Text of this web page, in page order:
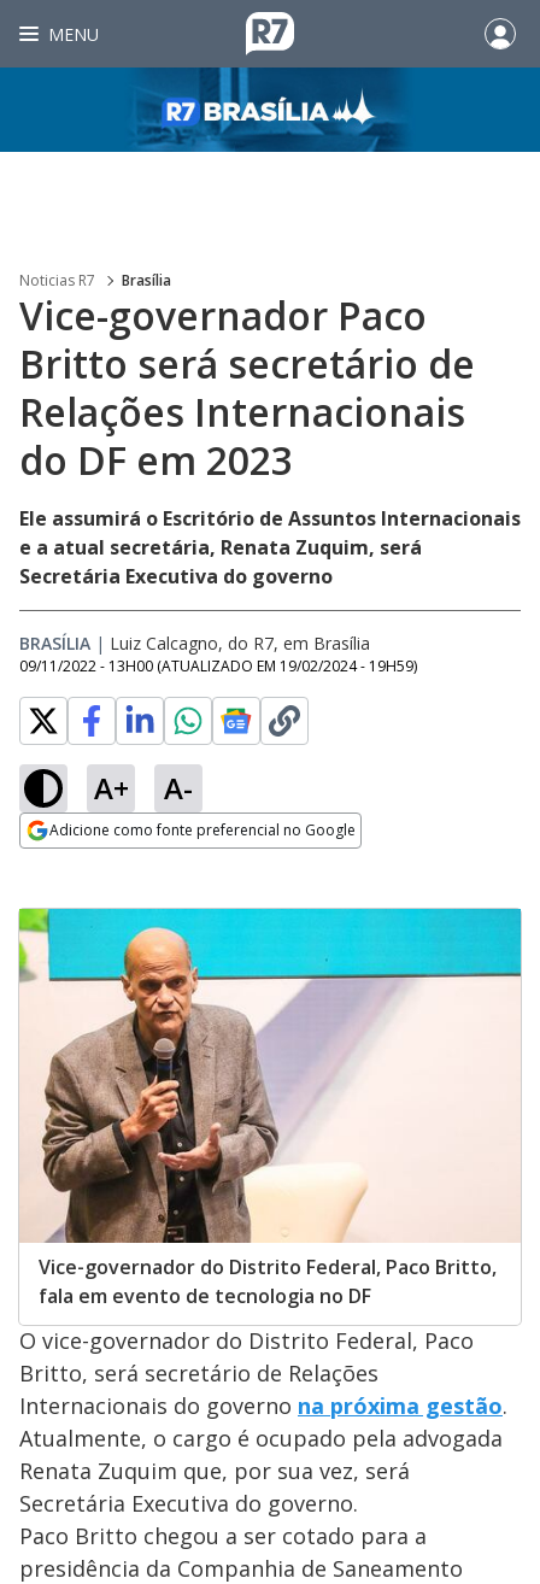
MENU
Noticias R7 Brasília
Vice-governador Paco
Britto será secretário de
Relações Internacionais
do DF em 2023
Ele assumirá o Escritório de Assuntos Internacionais
e a atual secretária, Renata Zuquim, será
Secretária Executiva do governo
BRASÍLIA | Luiz Calcagno, do R7, em Brasília
09/11/2022 - 13H00 (ATUALIZADO EM 19/02/2024 - 19H59)
A+ A-
Adicione como fonte preferencial no Google
Vice-governador do Distrito Federal, Paco Britto,
fala em evento de tecnologia no DF
O vice-governador do Distrito Federal, Paco
Britto, será secretário de Relações
Internacionais do governo na próxima gestão.
Atualmente, o cargo é ocupado pela advogada
Renata Zuquim que, por sua vez, será
Secretária Executiva do governo.
Paco Britto chegou a ser cotado para a
presidência da Companhia de Saneamento